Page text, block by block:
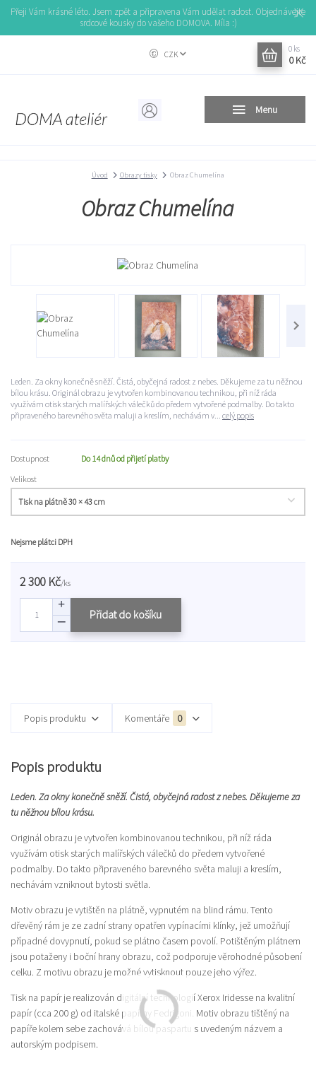
Přeji Vám krásné léto. Jsem zpět a připravena Vám udělat radost. Objednávejte
srdcové kousky do vašeho DOMOVA. Míla :)
Menu
CZK
0 ks
0 Kč
Úvod Obrazy tisky Obraz Chumelína
Obraz Chumelína
Leden. Za okny konečně sněží. Čistá, obyčejná radost z nebes. Děkujeme za tu něžnou
bílou krásu. Originál obrazu je vytvořen kombinovanou technikou, při níž ráda
využívám otisk starých malířských válečků do předem vytvořené podmalby. Do takto
připraveného barevného světa maluji a kreslím, nechávám v... celý popis
Dostupnost
Do 14 dnů od přijetí platby
Velikost
Nejsme plátci DPH
2 300 Kč/ks
Přidat do košíku
Popis produktu Komentáře 0
Popis produktu
Leden. Za okny konečně sněží. Čistá, obyčejná radost z nebes. Děkujeme za
tu něžnou bílou krásu.
Originál obrazu je vytvořen kombinovanou technikou, při níž ráda
využívám otisk starých malířských válečků do předem vytvořené
podmalby. Do takto připraveného barevného světa maluji a kreslím,
nechávám vzniknout bytosti světla.
Motiv obrazu je vytištěn na plátně, vypnutém na blind rámu. Tento
dřevěný rám je ze zadní strany opatřen vypínacími klínky, jež umožňují
případné dovypnutí, pokud se plátno časem povolí. Potištěným plátnem
jsou potaženy i boční hrany obrazu, což podporuje věrohodné působení
celku. Z motivu obrazu je možné vytisknout pouze jeho výřez.
Tisk na papír je realizován digitální technologií Xerox Iridesse na kvalitní
papír (cca 200 g) od italské papírny Fedrigoni. Motiv obrazu tištěný na
papíře kolem sebe zachovává bílou paspartu s uvedeným názvem a
autorským podpisem.